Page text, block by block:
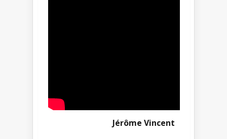
Jérôme Vincent